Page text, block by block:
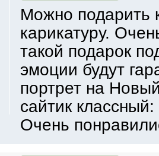
Можно подарить
карикатуру.
такой подарок
эмоции будут
портрет на
сайтик классный:
Очень